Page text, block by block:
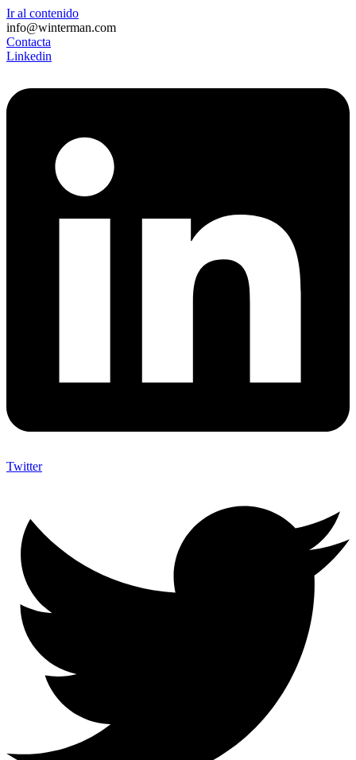
Ir al contenido
info@winterman.com
Contacta
Linkedin
Twitter